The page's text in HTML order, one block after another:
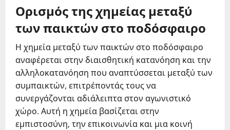
Ορισμός της χημείας μεταξύ
των παικτών στο ποδόσφαιρο
Η χημεία μεταξύ των παικτών στο ποδόσφαιρο
αναφέρεται στην διαισθητική κατανόηση και την
αλληλοκατανόηση που αναπτύσσεται μεταξύ των
συμπαικτών, επιτρέποντάς τους να
συνεργάζονται αδιάλειπτα στον αγωνιστικό
χώρο. Αυτή η χημεία βασίζεται στην
εμπιστοσύνη, την επικοινωνία και μια κοινή